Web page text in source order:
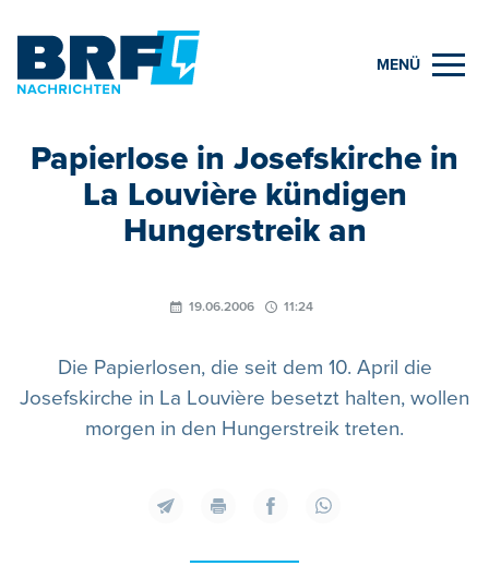
MENÜ
Papierlose in Josefskirche in
La Louvière kündigen
Hungerstreik an
19.06.2006 11:24
Die Papierlosen, die seit dem 10. April die
Josefskirche in La Louvière besetzt halten, wollen
morgen in den Hungerstreik treten.